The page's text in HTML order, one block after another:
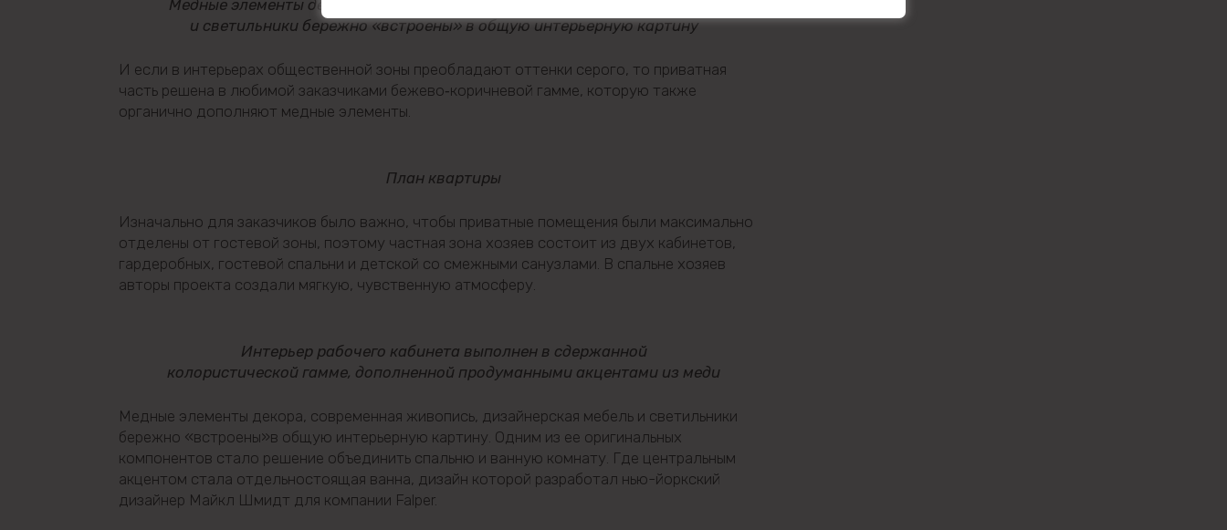
Медные элементы декора, современная
и светильники бережно «встроены»в общую интерьерную картину
И если в интерьерах общественной зоны преобладают оттенки серого, то приватная
часть решена в любимой заказчиками бежево‑коричневой гамме, которую также
органично дополняют медные элементы.
План квартиры
Изначально для заказчиков было важно, чтобы приватные помещения были максимально
отделены от гостевой зоны, поэтому частная зона хозяев состоит из двух кабинетов,
гардеробных, гостевой спальни и детской со смежными санузлами. В спальне хозяев
авторы проекта создали мягкую, чувственную атмосферу.
Интерьер рабочего кабинета выполнен в сдержанной
колористической гамме, дополненной продуманными акцентами из меди
Медные элементы декора, современная живопись, дизайнерская мебель и светильники
бережно «встроены»в общую интерьерную картину. Одним из ее оригинальных
компонентов стало решение объединить спальню и ванную комнату. Где центральным
акцентом стала отдельностоящая ванна, дизайн которой разработал нью-йоркский
дизайнер Майкл Шмидт для компании Falper.